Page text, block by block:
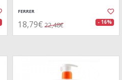
FERRER
18,79€ 22,48€ - 16%